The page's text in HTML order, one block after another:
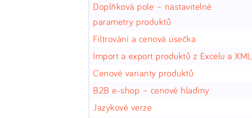
Doplňková pole – nastavitelné
parametry produktů
Filtrování a cenová úsečka
Import a export produktů z Excelu a XML
Cenové varianty produktů
B2B e-shop – cenové hladiny
Jazykové verze